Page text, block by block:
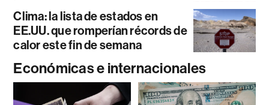
Clima: la lista de estados en
EE.UU. que romperían récords de
calor este fin de semana
Económicas e internacionales